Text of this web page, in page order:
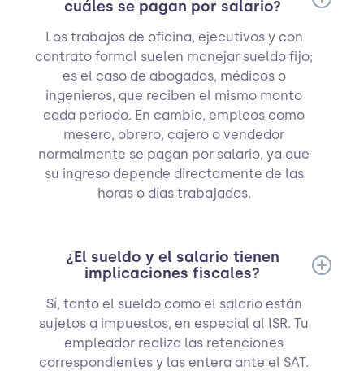
cuáles se pagan por salario?
Los trabajos de oficina, ejecutivos y con
contrato formal suelen manejar sueldo fijo;
es el caso de abogados, médicos o
ingenieros, que reciben el mismo monto
cada periodo. En cambio, empleos como
mesero, obrero, cajero o vendedor
normalmente se pagan por salario, ya que
su ingreso depende directamente de las
horas o días trabajados.
¿El sueldo y el salario tienen
implicaciones fiscales?
Sí, tanto el sueldo como el salario están
sujetos a impuestos, en especial al ISR. Tu
empleador realiza las retenciones
correspondientes y las entera ante el SAT.